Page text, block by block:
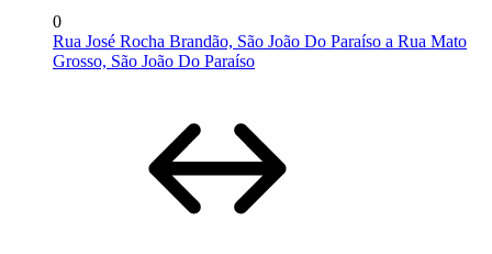
0
Rua José Rocha Brandão, São João Do Paraíso a Rua Mato
Grosso, São João Do Paraíso